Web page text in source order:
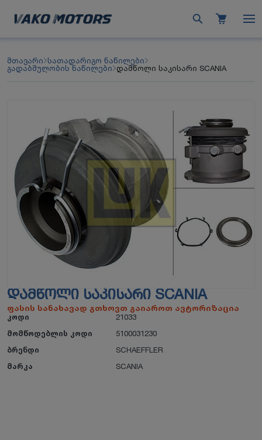
მთავარი სათადარიგო ნაწილები
გადაბმულობის ნაწილები დამწოლი საკისარი SCANIA
ᲓᲐᲛᲬᲝᲚᲘ ᲡᲐᲙᲘᲡᲐᲠᲘ SCANIA
ფასის სანახავად გთხოვთ გაიაროთ ავტორიზაცია
კოდი
21033
მომწოდებლის კოდი
5100031230
ბრენდი
SCHAEFFLER
მარკა
SCANIA